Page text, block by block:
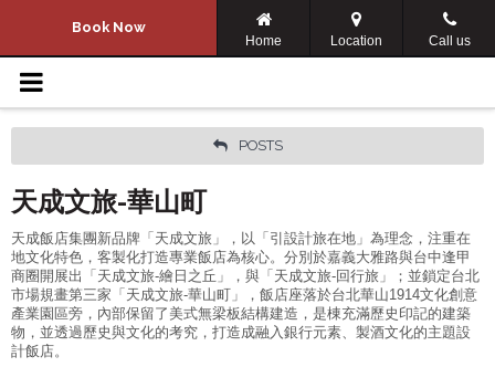
Navigation Menu
About Us
Dining
PROMOTION
Art Gallery
Book Now
Home Location Call us
POSTS
天成文旅-華山町
天成飯店集團新品牌「天成文旅」，以「引設計旅在地」為理念，注重在
地文化特色，客製化打造專業飯店為核心。分別於嘉義大雅路與台中逢甲
商圈開展出「天成文旅-繪日之丘」，與「天成文旅-回行旅」；並鎖定台北
市場規畫第三家「天成文旅-華山町」，飯店座落於台北華山1914文化創意
產業園區旁，內部保留了美式無梁板結構建造，是棟充滿歷史印記的建築
物，並透過歷史與文化的考究，打造成融入銀行元素、製酒文化的主題設
計飯店。